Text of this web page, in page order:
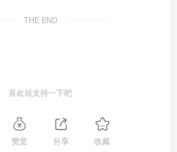
止侵犯企业名称权行为，停止侵犯商
律规定，任何组织或者个人不得以干
THE END
喜欢就支持一下吧
赞赏 分享 收藏